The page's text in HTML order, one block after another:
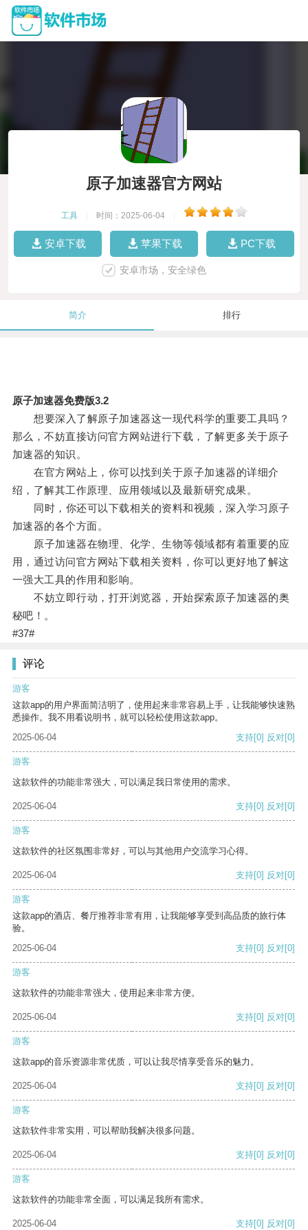
原子加速器官方网站
工具 时间：2025-06-04
安卓下载 苹果下载 PC下载
安卓市场，安全绿色
简介 排行
原子加速器免费版3.2
想要深入了解原子加速器这一现代科学的重要工具吗？
那么，不妨直接访问官方网站进行下载，了解更多关于原子
加速器的知识。
在官方网站上，你可以找到关于原子加速器的详细介
绍，了解其工作原理、应用领域以及最新研究成果。
同时，你还可以下载相关的资料和视频，深入学习原子
加速器的各个方面。
原子加速器在物理、化学、生物等领域都有着重要的应
用，通过访问官方网站下载相关资料，你可以更好地了解这
一强大工具的作用和影响。
不妨立即行动，打开浏览器，开始探索原子加速器的奥
秘吧！。
#37#
评论
游客
这款app的用户界面简洁明了，使用起来非常容易上手，让我能够快速熟
悉操作。我不用看说明书，就可以轻松使用这款app。
2025-06-04
支持[0] 反对[0]
游客
这款软件的功能非常强大，可以满足我日常使用的需求。
2025-06-04 支持[0] 反对[0]
游客
这款软件的社区氛围非常好，可以与其他用户交流学习心得。
2025-06-04 支持[0] 反对[0]
游客
这款app的酒店、餐厅推荐非常有用，让我能够享受到高品质的旅行体
验。
2025-06-04
支持[0] 反对[0]
游客
这款软件的功能非常强大，使用起来非常方便。
2025-06-04 支持[0] 反对[0]
游客
这款app的音乐资源非常优质，可以让我尽情享受音乐的魅力。
2025-06-04 支持[0] 反对[0]
游客
这款软件非常实用，可以帮助我解决很多问题。
2025-06-04 支持[0] 反对[0]
游客
这款软件的功能非常全面，可以满足我所有需求。
2025-06-04 支持[0] 反对[0]